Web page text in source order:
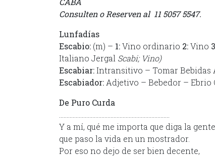
Consulten o Reserven al 11 5057 5547.
Lunfadías
Escabio: (m) – 1:Vino ordinario 2:Vino
Italiano Jergal Scabi; Vino)
Escabiar:Intransitivo – Tomar Bebidas
Escabiador: Adjetivo – Bebedor –
De Puro Curda
Y a mí, qué me importa que diga la gente
que paso la vida en un mostrador.
Por eso no dejo de ser bien decente,